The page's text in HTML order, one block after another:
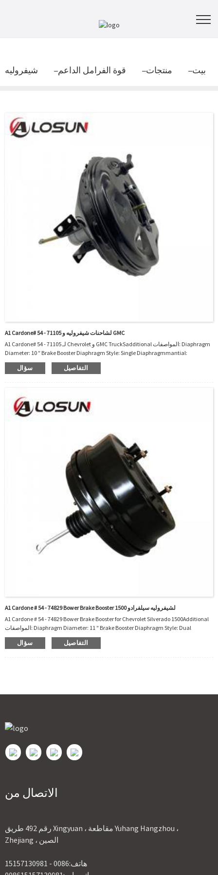
بيت منتجات قوة الفرامل الداعم شيفروليه
A1 Cardone# 54 - 71105 لشاحنات شيفروليه و GMC
A1 Cardone# 54 - 71105 لـ Chevrolet و GMC TruckSadditional المواصفات: Diaphragm
Diameter: 10 ″ Brake Booster Diaphragm Style: Single Diaphragmmantial:
Steelmaster Camarline Camaro ، Nooem Interchange: 5471105a1 Cardone# 54 -
GMC TRUCTS Sprint ؛ بونت ...
سؤال التفاصيل
A1 Cardone # 54 - 74829 Bower Brake Booster لشيفروليه سيلفرادو 1500
A1 Cardone # 54 - 74829 Bower Brake Booster for Chevrolet Silverado 1500Additional
المواصفات: Diaphragm Diameter: 11 ″ Brake Booster Diaphragm Style: Dual
Diaphragmmantial: Fit For For For For For For For For For For For For For For For For For
For For For For For For For For For For For For For For For For For For For For For For for for
سؤال التفاصيل
الاتصال من
رقم 492 طريق Xingyuan ، مقاطعة Yuhang Hangzhou ،
Zhejiang ، الصين
هاتف:0086 - 15157130981